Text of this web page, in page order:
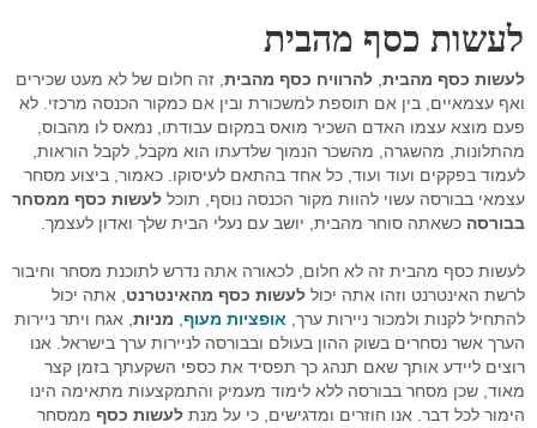
לעשות כסף מהבית
לעשות כסף מהבית להרוויח כסף מהבית , זה חלום של לא מעט שכירים
ואף עצמאיים, בין אם תוספת למשכורת ובין אם כמקור הכנסה מרכזי. לא
פעם מוצא עצמו האדם השכיר מואס במקום עבודתו, נמאס לו מהבוס,
מהתלונות, מהשגרה, מהשכר הנמוך שלדעתו הוא מקבל, לקבל הוראות,
לעמוד בפקקים ועוד ועוד, כל אחד בהתאם לעיסוקו. כאמור, ביצוע מסחר
עצמאי בבורסה עשוי להוות מקור הכנסה נוסף, תוכל לעשות כסף ממסחר
בבורסה כשאתה סוחר מהבית, יושב עם נעלי הבית שלך ואדון לעצמך.
לעשות כסף מהבית זה לא חלום, לכאורה אתה נדרש לתוכנת מסחר וחיבור
לרשת האינטרנט וזהו אתה יכול לעשות כסף מהאינטרנט , אתה יכול
להתחיל לקנות ולמכור ניירות ערך, אופציות מעוף מניות , אגח ויתר ניירות
הערך אשר נסחרים בשוק ההון בעולם ובבורסה לניירות ערך בישראל. אנו
רוצים ליידע אותך שאם תנהג כך תפסיד את כספי השקעתך בזמן קצר
מאוד, שכן מסחר בבורסה ללא לימוד מעמיק והתמקצעות מתאימה הינו
הימור לכל דבר. אנו חוזרים ומדגישים, כי על מנת לעשות כסף ממסחר
מערכת מסחר OrderNet 2
פקודות מונחי שעון
אינדיקטורים
טריילינג סטופ אוטומטי באופציות
טייק פרופיט אוטומטי במעוף
פקודות עוקבות באופציות מעוף
מסחר אוטומטי בחוזים
אסטרטגיות מסחר אוטומטי במעוף
פיתוח אינדיקטורים אישיים
API למתכנתים לרצף
חוזים עתידיים
ניהול תיקים
מסחר בוול סטריט